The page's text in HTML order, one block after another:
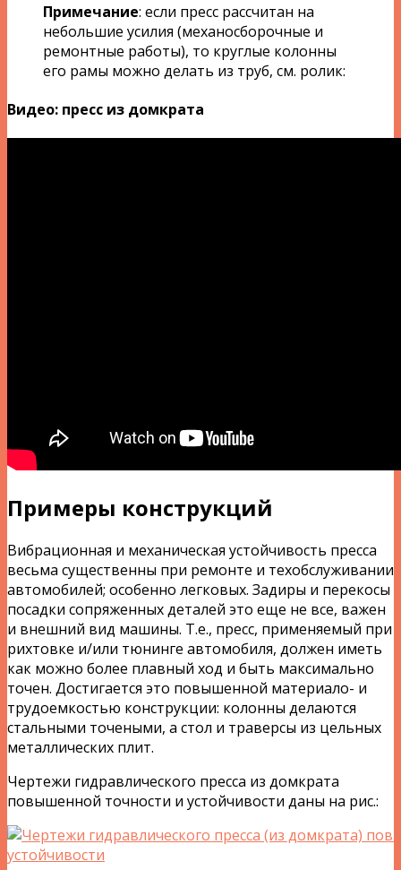
Примечание: если пресс рассчитан на
небольшие усилия (механосборочные и
ремонтные работы), то круглые колонны
его рамы можно делать из труб, см. ролик:
Видео: пресс из домкрата
Примеры конструкций
Вибрационная и механическая устойчивость пресса
весьма существенны при ремонте и техобслуживании
автомобилей; особенно легковых. Задиры и перекосы
посадки сопряженных деталей это еще не все, важен
и внешний вид машины. Т.е., пресс, применяемый при
рихтовке и/или тюнинге автомобиля, должен иметь
как можно более плавный ход и быть максимально
точен. Достигается это повышенной материало- и
трудоемкостью конструкции: колонны делаются
стальными точеными, а стол и траверсы из цельных
металлических плит.
Чертежи гидравлического пресса из домкрата
повышенной точности и устойчивости даны на рис.: